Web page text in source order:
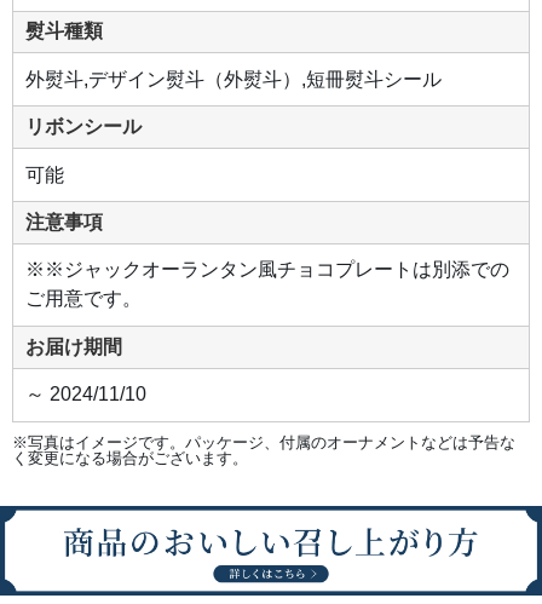
熨斗種類
外熨斗,デザイン熨斗（外熨斗）,短冊熨斗シール
リボンシール
可能
注意事項
※※ジャックオーランタン風チョコプレートは別添での
ご用意です。
お届け期間
～ 2024/11/10
※写真はイメージです。パッケージ、付属のオーナメントなどは予告な
く変更になる場合がございます。